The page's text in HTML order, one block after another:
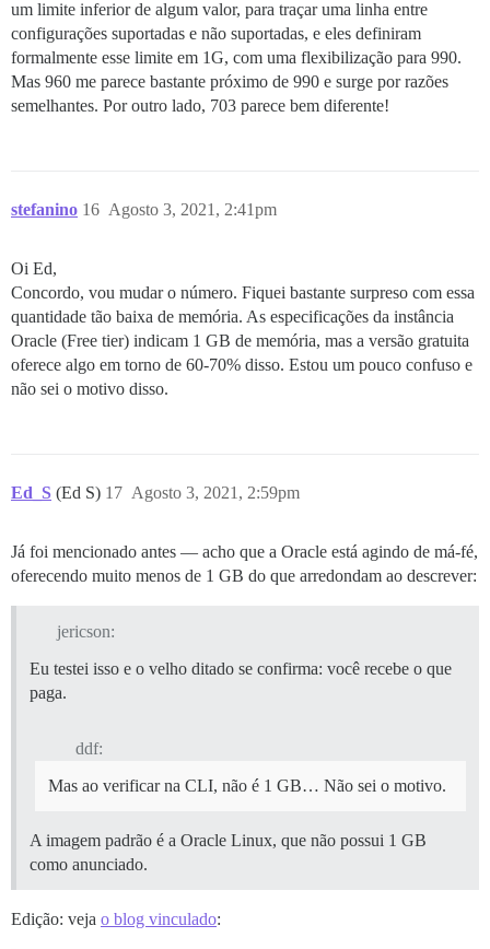
um limite inferior de algum valor, para traçar uma linha entre
configurações suportadas e não suportadas, e eles definiram
formalmente esse limite em 1G, com uma flexibilização para 990.
Mas 960 me parece bastante próximo de 990 e surge por razões
semelhantes. Por outro lado, 703 parece bem diferente!
stefanino Agosto 3, 2021, 2:41pm
16
Oi Ed,
Concordo, vou mudar o número. Fiquei bastante surpreso com essa
quantidade tão baixa de memória. As especificações da instância
Oracle (Free tier) indicam 1 GB de memória, mas a versão gratuita
oferece algo em torno de 60-70% disso. Estou um pouco confuso e
não sei o motivo disso.
Ed_S (Ed S) Agosto 3, 2021, 2:59pm
17
Já foi mencionado antes — acho que a Oracle está agindo de má-fé,
oferecendo muito menos de 1 GB do que arredondam ao descrever:
jericson:
Eu testei isso e o velho ditado se confirma: você recebe o que
paga.
ddf:
Mas ao verificar na CLI, não é 1 GB… Não sei o motivo.
A imagem padrão é a Oracle Linux, que não possui 1 GB
como anunciado.
Edição: veja o blog vinculado: